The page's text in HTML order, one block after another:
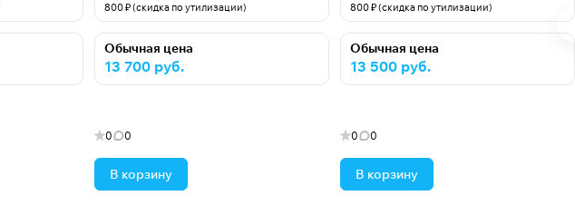
800 ₽ (скидка по утилизации)
Обычная цена
13 700 руб.
0 0
В корзину
800 ₽ (скидка по утилизации)
Обычная цена
13 500 руб.
0 0
В корзину